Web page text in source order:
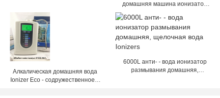
домашняя машина ионизатор
воды с экраном LCD 3,8 дюймов
цветастым
Алкалическая домашняя вода
Ionizer Eco - содружественное с
6000L анти- - вода ионизатор
размывания домашняя,